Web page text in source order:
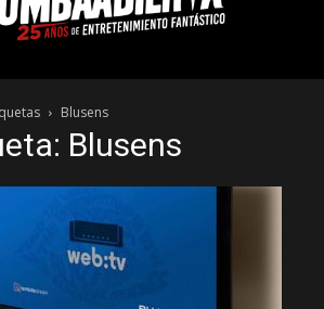
Blusens
Blusens